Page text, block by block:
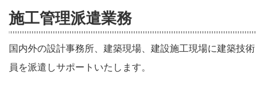
施工管理派遣業務
国内外の設計事務所、建築現場、建設施工現場に建築技術
員を派遣しサポートいたします。